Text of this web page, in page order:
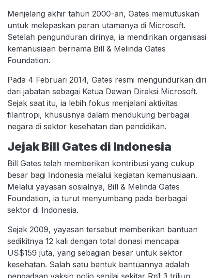
Menjelang akhir tahun 2000-an, Gates memutuskan
untuk melepaskan peran utamanya di Microsoft.
Setelah pengunduran dirinya, ia mendirikan organisasi
kemanusiaan bernama Bill & Melinda Gates
Foundation.
Pada 4 Februari 2014, Gates resmi mengundurkan diri
dari jabatan sebagai Ketua Dewan Direksi Microsoft.
Sejak saat itu, ia lebih fokus menjalani aktivitas
filantropi, khususnya dalam mendukung berbagai
negara di sektor kesehatan dan pendidikan.
Jejak Bill Gates di Indonesia
Bill Gates telah memberikan kontribusi yang cukup
besar bagi Indonesia melalui kegiatan kemanusiaan.
Melalui yayasan sosialnya, Bill & Melinda Gates
Foundation, ia turut menyumbang pada berbagai
sektor di Indonesia.
Sejak 2009, yayasan tersebut memberikan bantuan
sedikitnya 12 kali dengan total donasi mencapai
US$159 juta, yang sebagian besar untuk sektor
kesehatan. Salah satu bentuk bantuannya adalah